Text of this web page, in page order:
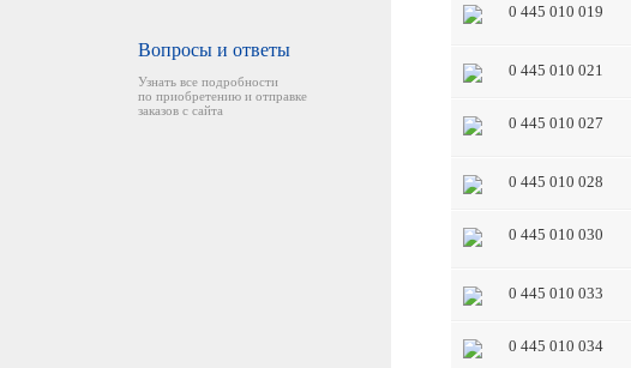
Вопросы и ответы
Узнать все подробности
по приобретению и отправке
заказов с сайта
0 445 010 019
0 445 010 021
0 445 010 027
0 445 010 028
0 445 010 030
0 445 010 033
0 445 010 034